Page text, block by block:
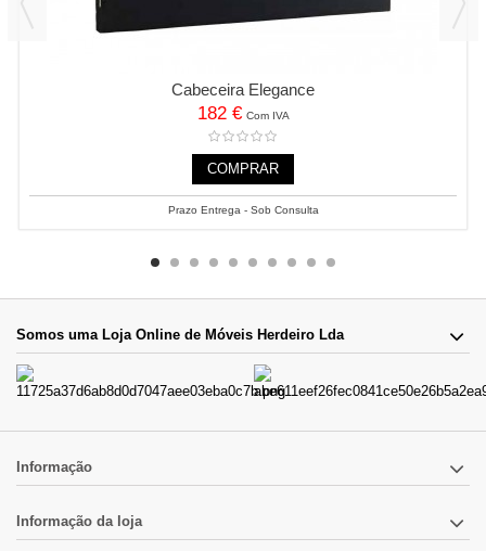
Cabeceira Elegance
182 € Com IVA
COMPRAR
Prazo Entrega - Sob Consulta
Somos uma Loja Online de Móveis Herdeiro Lda
Informação
Informação da loja